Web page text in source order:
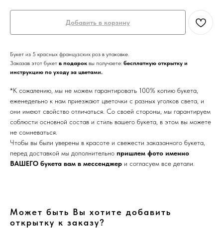
Добавить в корзину
Букет из 5 красных французских роз в упаковке.
Заказав этот букет в подарок вы получаете: бесплатную открытку и
инструкцию по уходу за цветами.
*К сожалению, мы не можем гарантировать 100% копию букета,
еженедельно к нам приезжают цветочки с разных уголков света, и
они имеют свойство отличаться. Со своей стороны, мы гарантируем
соблюсти основной состав и стиль вашего букета, в этом вы можете
не сомневаться.
Чтобы вы были уверены в красоте и свежести заказанного букета,
перед доставкой мы дополнительно пришлем фото именно
ВАШЕГО букета вам в мессенджер и согласуем все детали.
Может быть Вы хотите добавить
открытку к заказу?